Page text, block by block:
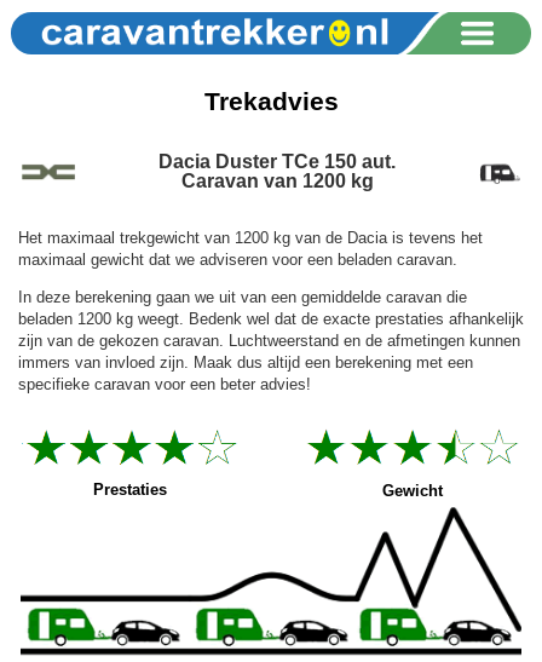
Trekadvies
Dacia Duster TCe 150 aut.
Caravan van 1200 kg
Het maximaal trekgewicht van 1200 kg van de Dacia is tevens het
maximaal gewicht dat we adviseren voor een beladen caravan.
In deze berekening gaan we uit van een gemiddelde caravan die
beladen 1200 kg weegt. Bedenk wel dat de exacte prestaties afhankelijk
zijn van de gekozen caravan. Luchtweerstand en de afmetingen kunnen
immers van invloed zijn. Maak dus altijd een berekening met een
specifieke caravan voor een beter advies!
Prestaties Gewicht